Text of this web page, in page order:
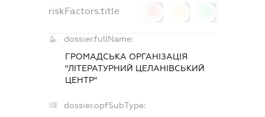
riskFactors.title
dossier.fullName:
ГРОМАДСЬКА ОРГАНІЗАЦІЯ
"ЛІТЕРАТУРНИЙ ЦЕЛАНІВСЬКИЙ
ЦЕНТР"
dossier.opfSubType: